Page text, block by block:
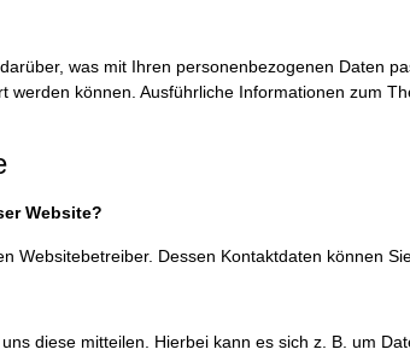
was mit Ihren personenbezogenen Daten
werden können. Ausführliche Informationen zum
Website?
Websitebetreiber. Dessen Kontaktdaten können
diese mitteilen. Hierbei kann es sich z. B. um